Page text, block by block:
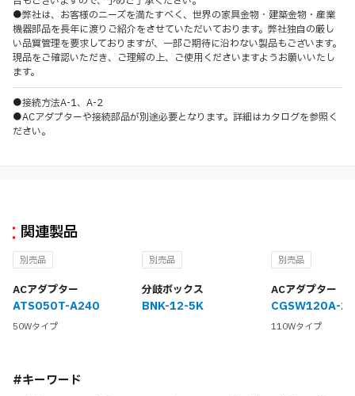
●弊社は、お客様のニーズを満たすべく、世界の家具金物・建築金物・産業
機器部品を長年に渡りご紹介をさせていただいております。弊社独自の厳し
い品質管理を要求しておりますが、一部ご期待に沿わない製品もございます。
現品をご確認いただき、ご理解の上、ご使用くださいますようお願いいたし
ます。
●接続方法A-1、A-2
●ACアダプターや接続部品が別途必要となります。詳細はカタログを参照く
ださい。
関連製品
別売品
ACアダプター
ATS050T-A240
50Wタイプ
別売品
分岐ボックス
BNK-12-5K
別売品
ACアダプター
CGSW120A-
110Wタイプ
#キーワード